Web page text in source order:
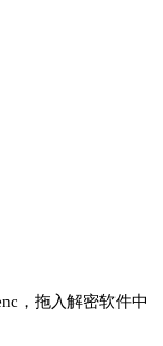
，拖入解密软件中